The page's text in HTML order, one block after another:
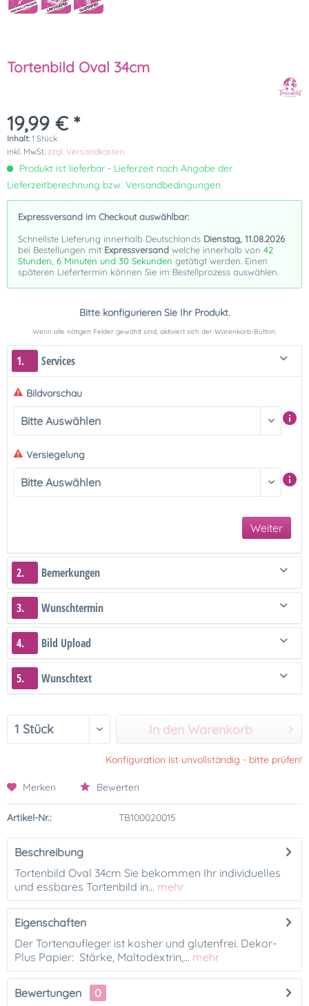
Tortenbild Oval 34cm
19,99 € *
Inhalt: 1 Stück
inkl. MwSt. zzgl. Versandkosten
Produkt ist lieferbar - Lieferzeit nach Angabe der
Lieferzeitberechnung bzw. Versandbedingungen
Expressversand im Checkout auswählbar:
Schnellste Lieferung innerhalb Deutschlands Dienstag, 11.08.2026
bei Bestellungen mit Expressversand welche innerhalb von 42
Stunden, 6 Minuten und 29 Sekunden getätigt werden. Einen
späteren Liefertermin können Sie im Bestellprozess auswählen.
Bitte konfigurieren Sie Ihr Produkt.
Wenn alle nötigen Felder gewählt sind, aktiviert sich der Warenkorb-Button.
1. Services
Bildvorschau
Versiegelung
Weiter
2. Bemerkungen
3. Wunschtermin
4. Bild Upload
5. Wunschtext
In den Warenkorb
Konfiguration ist unvollständig - bitte prüfen!
Merken Bewerten
Artikel-Nr.: TB100020015
Beschreibung
Tortenbild Oval 34cm Sie bekommen Ihr individuelles
und essbares Tortenbild in... mehr
Eigenschaften
Der Tortenaufleger ist kosher und glutenfrei. Dekor-
Plus Papier: Stärke, Maltodextrin,... mehr
Bewertungen
0